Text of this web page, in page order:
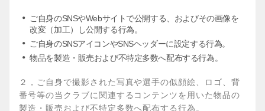
ご自身のSNSやWebサイトで公開する、およびその画像を
改変（加工）し公開する行為。
ご自身のSNSアイコンやSNSヘッダーに設定する行為。
物品を製造・販売および不特定多数へ配布する行為。
２，ご自身で撮影された写真や選手の似顔絵、ロゴ、背
番号等の当クラブに関連するコンテンツを用いた物品の
製造・販売および不特定多数へ配布する行為。